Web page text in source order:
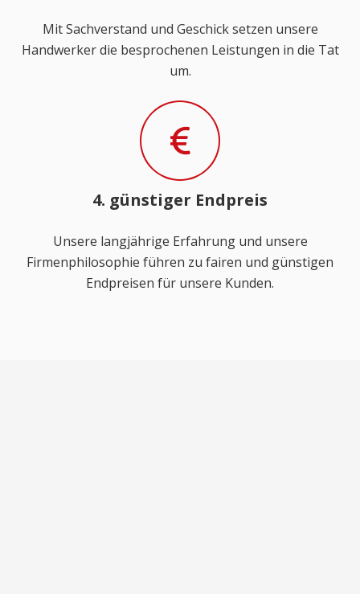
Mit Sachverstand und Geschick setzen unsere
Handwerker die besprochenen Leistungen in die Tat
um.
4. günstiger Endpreis
Unsere langjährige Erfahrung und unsere
Firmenphilosophie führen zu fairen und günstigen
Endpreisen für unsere Kunden.